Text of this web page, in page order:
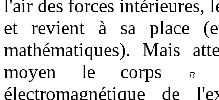
l'air des forces intérieures,
et revient à sa place
mathématiques). Mais
moyen le corps
électromagnétique de